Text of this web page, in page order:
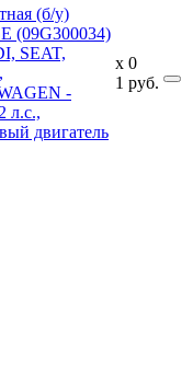
(б/у)
(09G300034)
SEAT,
-
л.с.,
двигатель
x
1
0
руб.